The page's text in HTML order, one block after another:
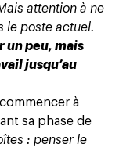
attention à ne
le poste actuel.
un peu, mais
jusqu’au
à
sa phase de
: penser le